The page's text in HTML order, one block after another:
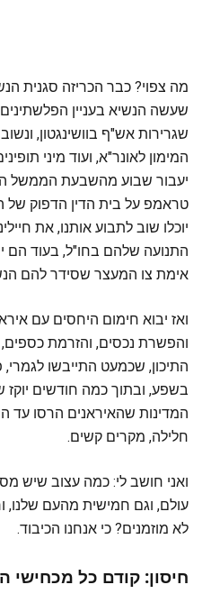
מה צפוי? כבר הכריזה סגנית
שעשה הנשיא בעניין
שגרירות אש"ף בוושינגטון,
המימון לאונר"א, ועוד מיני
יעבור שבוע מהשבעת הממשל
טראמפ על בית הדין הדפוק של
יוכלו שוב לתבוע אותנו, את
התנועה שלהם בחו"ל, בעוד הם
אימת צו המעצר שסידר להם
ואז יבוא חימום היחסים עם
והפשרת נכסים, והזרמת כספים,
התיכון, שכמעט התייבשו
בשפע, ובתוך כמה חודשים
המדינות שהאיראנים הרסו עד
חלילה, מקרים קשים.
ואני חושב לי: כמה עצוב שיש
עולם, וגם חמישית מהעם שלנו,
לא מוזמנים? כי אנחנו הכיבוד.
חיסון: קודם כל מכחישי